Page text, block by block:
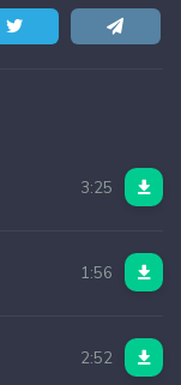
3:25
1:56
2:52